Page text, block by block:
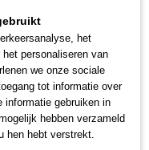
de ‘City Bahn’ Köln-
gebruik vanaf 1987
(type 330), met remmen
inbouw van
sleepcontact 73406,
73411. Met correct
berijdbare radius 360 mm.
het
personaliseren van
we onze sociale
tot informatie over
informatie gebruiken in
hebben verzameld
hen hebt verstrekt.